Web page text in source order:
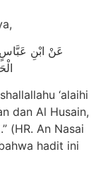
عَنْ ابْنِ
‘alaihi
dan Al Husain,
(HR. An Nasai
hadit ini